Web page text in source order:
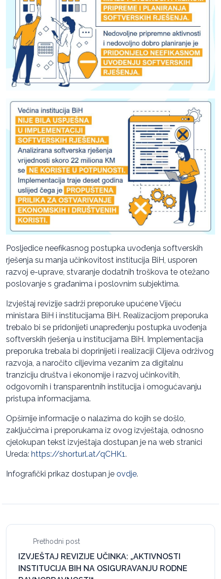
Posljedice neefikasnog postupka uvođenja softverskih
rješenja su manja učinkovitost institucija BiH, usporen
razvoj e-uprave, stvaranje dodatnih troškova te otežano
poslovanje s građanima i poslovnim subjektima.
Izvještaj revizije sadrži preporuke upućene Vijeću
ministara BiH i institucijama BiH. Realizacijom preporuka
trebalo bi se pridonijeti unapređenju postupka uvođenja
softverskih rješenja u institucijama BiH. Implementacija
preporuka trebala bi doprinijeti i realizaciji Ciljeva održivog
razvoja, a naročito ciljevima vezanim za digitalnu
tranziciju društva i ekonomije i razvoj učinkovitih,
odgovornih i transparentnih institucija i omogućavanju
pristupa informacijama.
Opširnije informacije o nalazima do kojih se došlo,
zaključcima i preporukama iz ovog izvještaja, odnosno
cjelokupan tekst izvještaja dostupan je na web stranici
Ureda: https://shorturl.at/qCHK1.
Infografički prikaz dostupan je ovdje.
Prethodni post
IZVJEŠTAJ REVIZIJE UČINKA: „AKTIVNOSTI
INSTITUCIJA BIH NA OSIGURAVANJU RODNE